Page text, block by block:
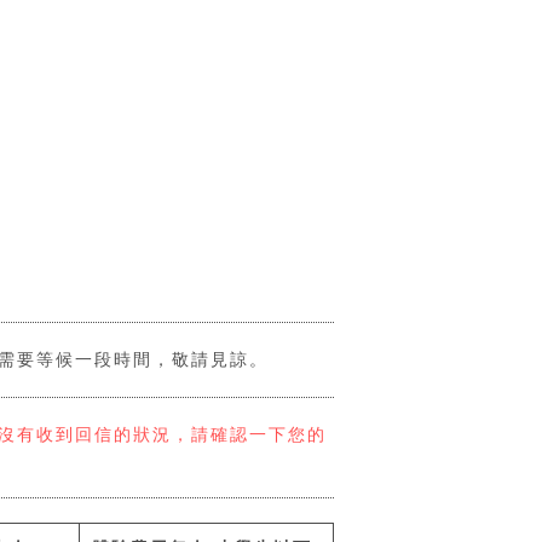
要等候一段時間，敬請見諒。
有收到回信的狀況，請確認一下您的